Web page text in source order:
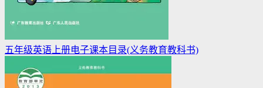
五年级英语上册电子课本目录(义务教育教科书)